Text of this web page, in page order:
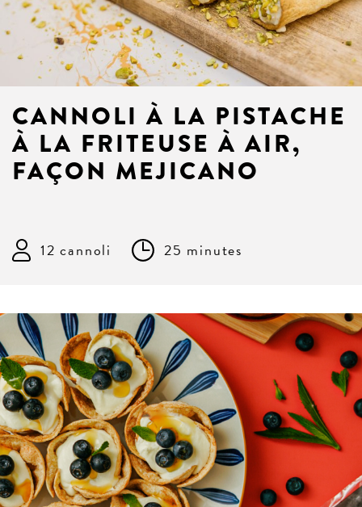
CANNOLI À LA PISTACHE
À LA FRITEUSE À AIR,
FAÇON MEJICANO
12 cannoli 25 minutes